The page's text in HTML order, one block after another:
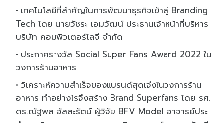
เทคโนโลยีที่สําคัญในการพัฒนาธุรกิจเข้าสู่ Branding
Tech โดย นายวัชระ เอมวัฒน์ ประธานเจ้าหน้าที่บริหาร
บริษัท คอมพิวเตอร์โลจี จำกัด
ประกาศรางวัล Social Super Fans Award 2022 ใน
วงการร้านอาหาร
วิเคราะห์ความสําเร็จของแบรนด์สุดเจ๋งในวงการร้าน
อาหาร ทําอย่างไรจึงสร้าง Brand Superfans โดย รศ.
ดร.ณัฐพล อัสสะรัตน์ ผู้วิจัย BFV Model อาจารย์ประ